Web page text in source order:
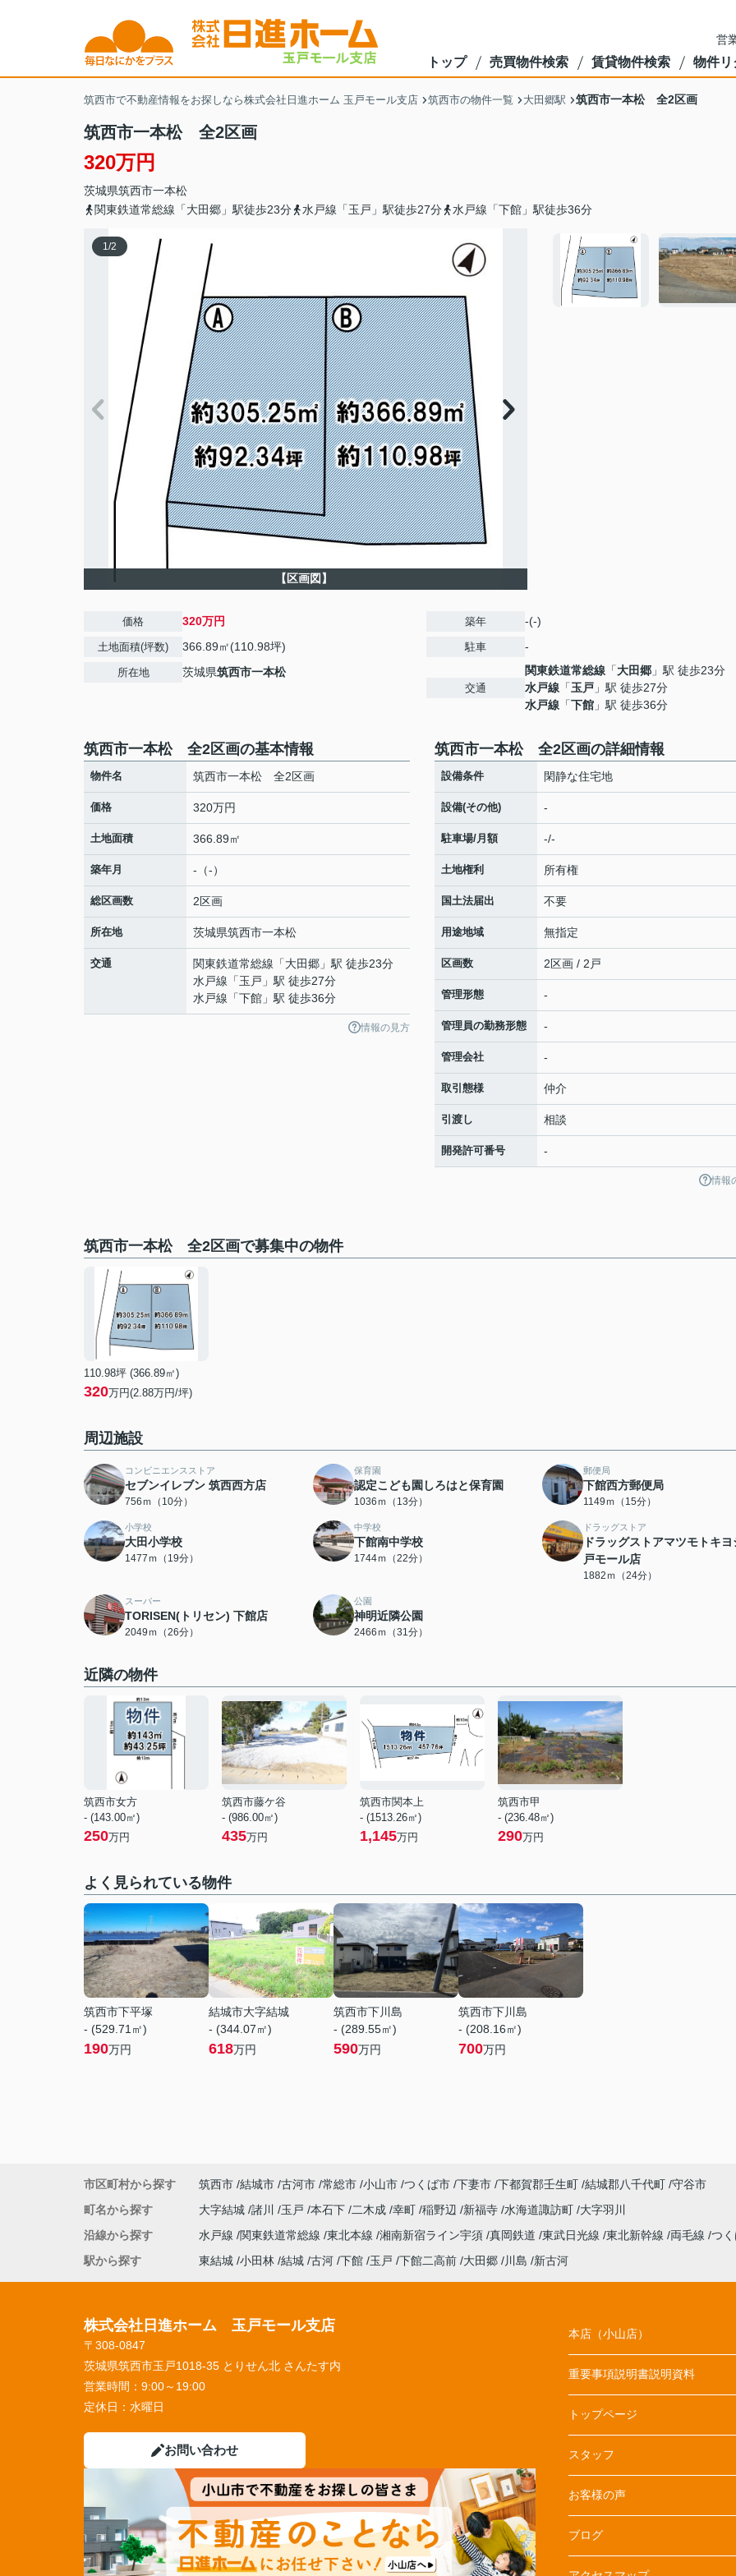
営
トップ 売買物件検索 賃貸物件検索 物件リ
筑西市で不動産情報をお探しなら株式会社日進ホーム 玉戸モール支店 筑西市の物件一覧 大田郷駅 筑西市一本松 全2区画
筑西市一本松 全2区画
320万円
茨城県筑西市一本松
関東鉄道常総線「大田郷」駅徒歩23分
水戸線「玉戸」駅徒歩27分 水戸線「下館」駅徒歩36分
1/2
【区画図】
価格 320万円
土地面積(坪数) 366.89㎡(110.98坪)
所在地 茨城県筑西市一本松
築年 -(-)
駐車 -
交通
関東鉄道常総線 「大田郷 」駅 徒歩23分
水戸線 「玉戸 」駅 徒歩27分
水戸線 「下館 」駅 徒歩36分
筑西市一本松 全2区画の基本情報
物件名 筑西市一本松 全2区画
価格 320万円
土地面積 366.89㎡
築年月 -（-）
総区画数 2区画
所在地 茨城県筑西市一本松
交通 関東鉄道常総線 「大田郷 」駅 徒歩23分
水戸線 「玉戸 」駅 徒歩27分
水戸線 「下館 」駅 徒歩36分
情報の見方
筑西市一本松 全2区画の詳細情報
設備条件 閑静な住宅地
設備(その他) -
駐車場/月額 -/-
土地権利 所有権
国土法届出 不要
用途地域 無指定
区画数 2区画 / 2戸
管理形態 -
管理員の勤務形態 -
管理会社 -
取引態様 仲介
引渡し 相談
開発許可番号 -
情報
筑西市一本松 全2区画で募集中の物件
110.98坪 (366.89㎡)
320万円(2.88万円/坪)
周辺施設
コンビニエンスストア
セブンイレブン 筑西西方店
756ｍ（10分）
保育園
認定こども園しろはと保育園
1036ｍ（13分）
郵便局
下館西方郵便局
1149ｍ（15分）
小学校
大田小学校
1477ｍ（19分）
中学校
下館南中学校
1744ｍ（22分）
ドラッグストア
ドラッグストアマツモトキヨ
戸モール店
1882ｍ（24分）
スーパー
TORISEN(トリセン) 下館店
2049ｍ（26分）
公園
神明近隣公園
2466ｍ（31分）
近隣の物件
筑西市女方
- (143.00㎡)
250万円
筑西市藤ケ谷
- (986.00㎡)
435万円
筑西市関本上
- (1513.26㎡)
1,145万円
筑西市甲
- (236.48㎡)
290万円
よく見られている物件
筑西市下平塚
- (529.71㎡)
190万円
結城市大字結城
- (344.07㎡)
618万円
筑西市下川島
- (289.55㎡)
590万円
筑西市下川島
- (208.16㎡)
700万円
市区町村から探す 筑西市 結城市 古河市 常総市 小山市 つくば市 下妻市 下都賀郡壬生町 結城郡八千代町 守谷市
町名から探す
大字結城 諸川 玉戸 本石下 二木成 幸町 稲野辺 新福寺 水海道諏訪町 大字羽川
沿線から探す
水戸線 関東鉄道常総線 東北本線 湘南新宿ライン宇須 真岡鉄道 東武日光線 東北新幹線 両毛線 つ
駅から探す
東結城 小田林 結城 古河 下館 玉戸 下館二高前 大田郷 川島 新古河
株式会社日進ホーム 玉戸モール支店
〒308-0847
茨城県筑西市玉戸1018-35 とりせん北 さんたす内
営業時間： 9:00～19:00
定休日： 水曜日
お問い合わせ
本店（小山店）
重要事項説明書説明資料
トップページ
スタッフ
お客様の声
ブログ